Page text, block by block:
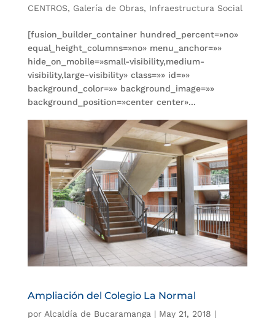
CENTROS, Galería de Obras, Infraestructura Social
[fusion_builder_container hundred_percent=»no»
equal_height_columns=»no» menu_anchor=»»
hide_on_mobile=»small-visibility,medium-
visibility,large-visibility» class=»» id=»»
background_color=»» background_image=»»
background_position=»center center»...
Ampliación del Colegio La Normal
por Alcaldía de Bucaramanga | May 21, 2018 |